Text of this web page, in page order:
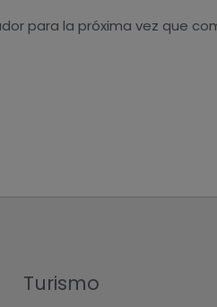
para la próxima vez que
Turismo